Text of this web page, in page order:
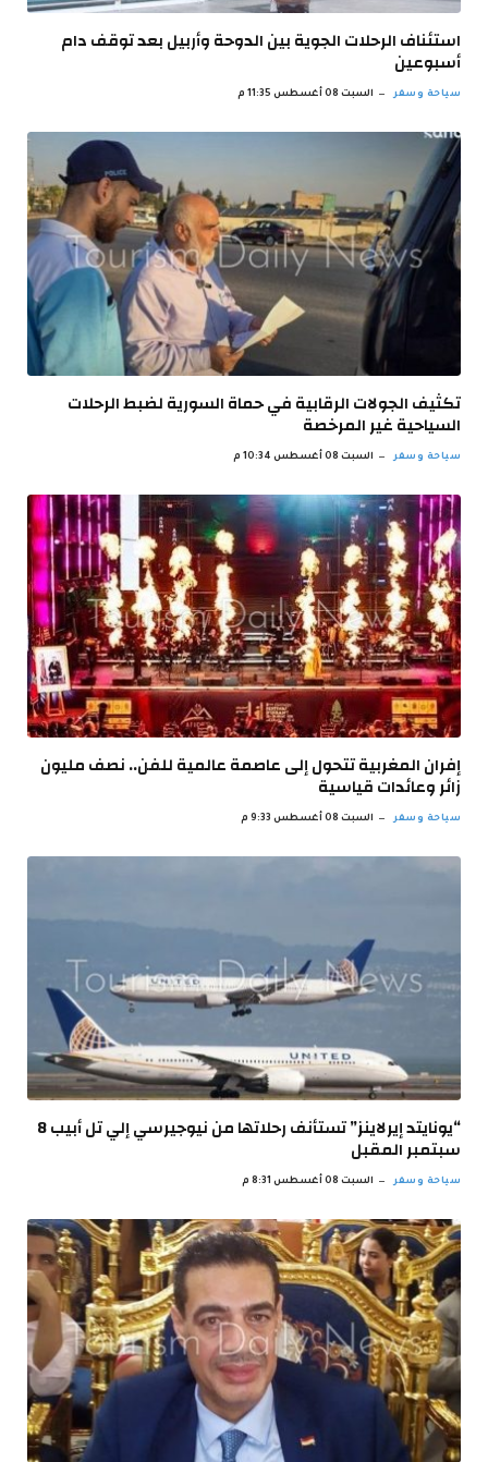
استئناف الرحلات الجوية بين الدوحة وأربيل بعد توقف دام
أسبوعين
سياحة وسفر السبت 08 أغسطس 11:35 م
تكثيف الجولات الرقابية في حماة السورية لضبط الرحلات
السياحية غير ‏المرخصة
سياحة وسفر السبت 08 أغسطس 10:34 م
إفران المغربية تتحول إلى عاصمة عالمية للفن.. نصف مليون
زائر وعائدات قياسية
سياحة وسفر السبت 08 أغسطس 9:33 م
“يونايتد إيرلاينز” تستأنف رحلاتها من نيوجيرسي إلي تل أبيب 8
سبتمبر المقبل
سياحة وسفر السبت 08 أغسطس 8:31 م